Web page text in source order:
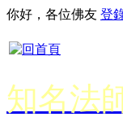
你好，各位佛友 登
知名法